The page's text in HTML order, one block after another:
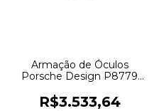
Armação de Óculos
Porsche Design P8779
R$3.533,64